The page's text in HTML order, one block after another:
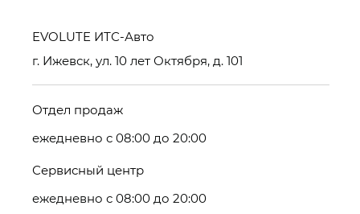
EVOLUTE ИТС-Авто
г. Ижевск, ул. 10 лет Октября, д. 101
Отдел продаж
ежедневно с 08:00 до 20:00
Сервисный центр
ежедневно с 08:00 до 20:00